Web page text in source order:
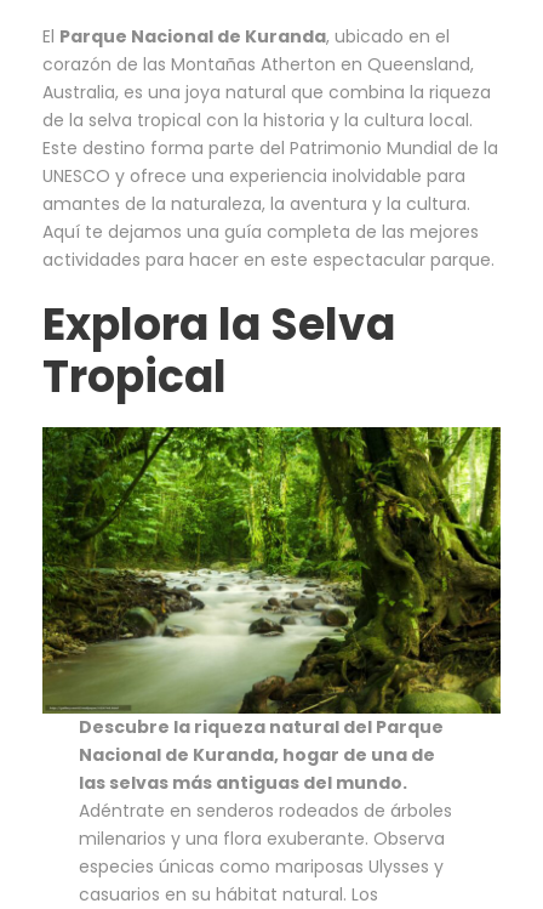
El Parque Nacional de Kuranda, ubicado en el
corazón de las Montañas Atherton en Queensland,
Australia, es una joya natural que combina la riqueza
de la selva tropical con la historia y la cultura local.
Este destino forma parte del Patrimonio Mundial de la
UNESCO y ofrece una experiencia inolvidable para
amantes de la naturaleza, la aventura y la cultura.
Aquí te dejamos una guía completa de las mejores
actividades para hacer en este espectacular parque.
Explora la Selva
Tropical
Descubre la riqueza natural del Parque
Nacional de Kuranda, hogar de una de
las selvas más antiguas del mundo.
Adéntrate en senderos rodeados de árboles
milenarios y una flora exuberante. Observa
especies únicas como mariposas Ulysses y
casuarios en su hábitat natural. Los